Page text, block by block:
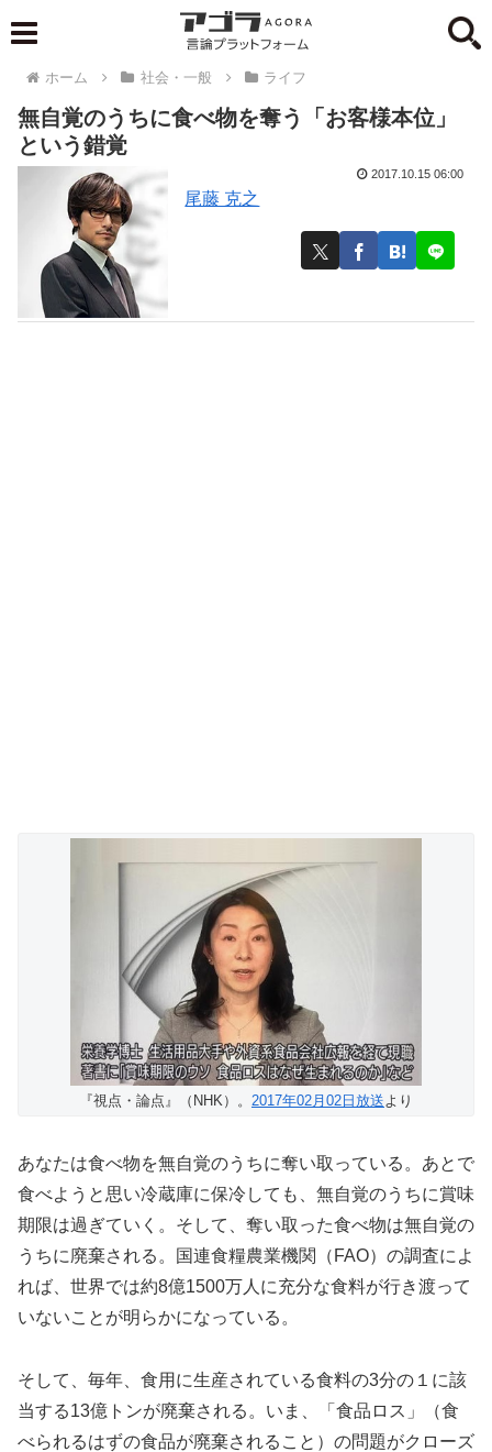
ホーム 社会・一般 ライフ
無自覚のうちに食べ物を奪う「お客様本位」
という錯覚
尾藤 克之
2017.10.15 06:00
『視点・論点』（NHK）。 2017年02月02日放送より
あなたは食べ物を無自覚のうちに奪い取っている。あとで
食べようと思い冷蔵庫に保冷しても、無自覚のうちに賞味
期限は過ぎていく。そして、奪い取った食べ物は無自覚の
うちに廃棄される。国連食糧農業機関（FAO）の調査によ
れば、世界では約8億1500万人に充分な食料が行き渡って
いないことが明らかになっている。
そして、毎年、食用に生産されている食料の3分の１に該
当する13億トンが廃棄される。いま、「食品ロス」（食
べられるはずの食品が廃棄されること）の問題がクローズ